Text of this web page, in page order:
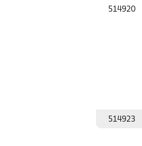
514920
514923